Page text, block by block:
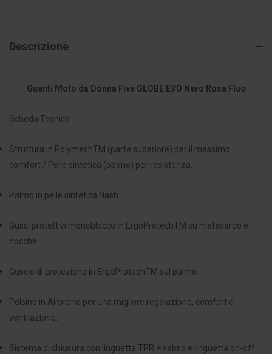
Descrizione
Guanti Moto da Donna Five GLOBE EVO Nero Rosa Fluo
Scheda Tecnica
Struttura in PolymeshTM (parte superiore) per il massimo
comfort / Pelle sintetica (palmo) per resistenza.
Palmo in pelle sintetica Nash
Gusci protettivi monoblocco in ErgoProtechTM su metacarpo e
nocche.
Guscio di protezione in ErgoProtechTM sul palmo.
Polsino in Airprene per una migliore regolazione, comfort e
ventilazione.
Sistema di chiusura con linguetta TPR + velcro e linguetta on-off